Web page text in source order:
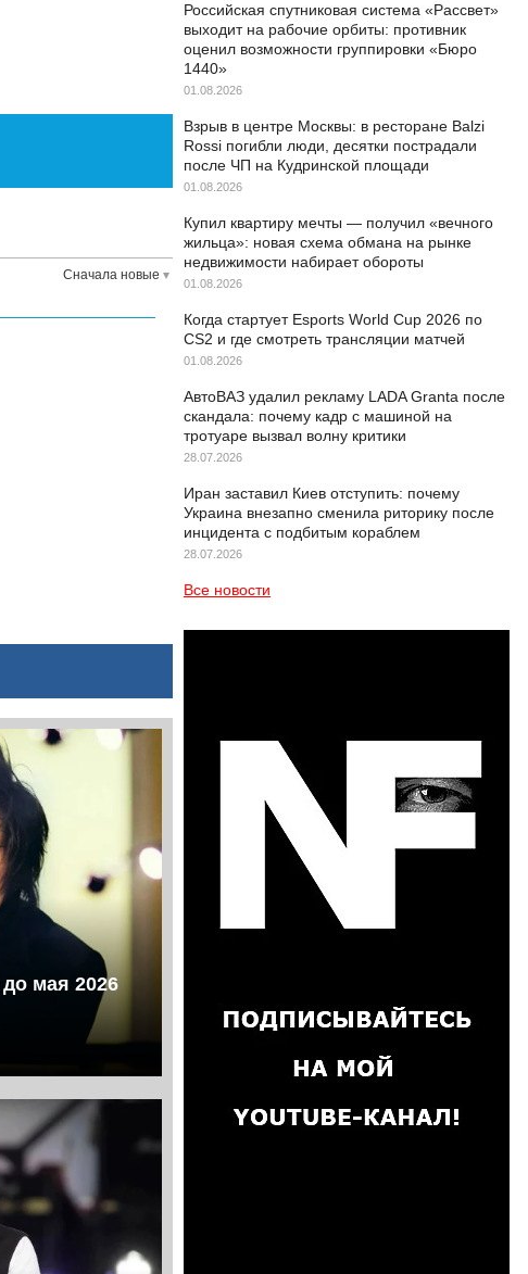
Сначала новые
мая 2026
Российская спутниковая система «Рассвет»
выходит на рабочие орбиты: противник
оценил возможности группировки «Бюро
1440»
01.08.2026
Взрыв в центре Москвы: в ресторане Balzi
Rossi погибли люди, десятки пострадали
после ЧП на Кудринской площади
01.08.2026
Купил квартиру мечты — получил «вечного
жильца»: новая схема обмана на рынке
недвижимости набирает обороты
01.08.2026
Когда стартует Esports World Cup 2026 по
CS2 и где смотреть трансляции матчей
01.08.2026
АвтоВАЗ удалил рекламу LADA Granta после
скандала: почему кадр с машиной на
тротуаре вызвал волну критики
28.07.2026
Иран заставил Киев отступить: почему
Украина внезапно сменила риторику после
инцидента с подбитым кораблем
28.07.2026
Все новости